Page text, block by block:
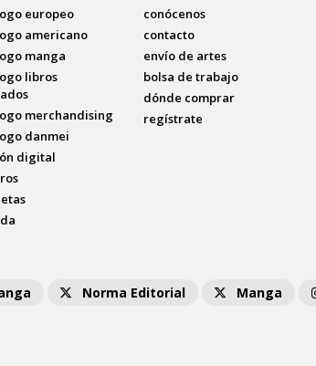
europeo
americano
manga
libros
merchandising
danmei
digital
conócenos
contacto
envío de artes
bolsa de trabajo
dónde comprar
regístrate
Norma Editorial Manga